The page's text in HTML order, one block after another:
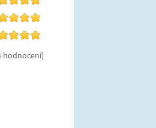
hodnocení)